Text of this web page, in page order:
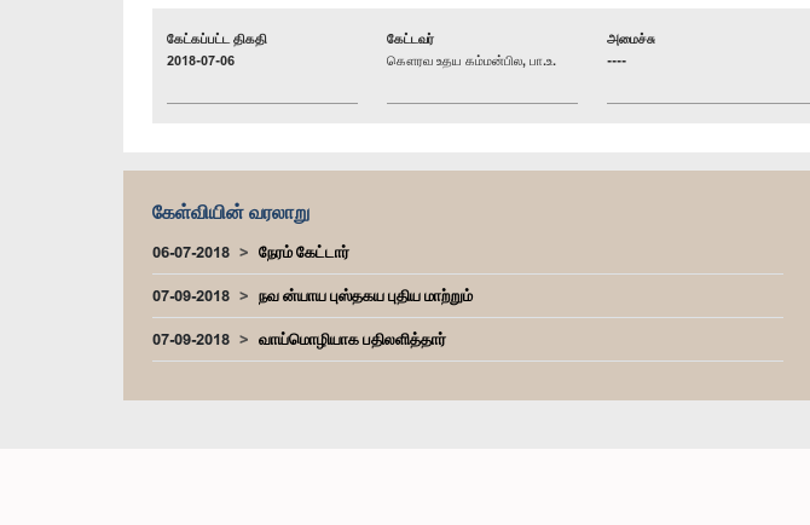
கேட்கப்பட்ட திகதி
2018-07-06
கேட்டவர்
கௌரவ உதய கம்மன்பில, பா.உ.
அமைச்சு
----
கேள்வியின் வரலாறு
06-07-2018
நேரம் கேட்டார்
07-09-2018
நவ ன்யாய புஸ்தகய புதிய மாற்றும்
07-09-2018
வாய்மொழியாக பதிலளித்தார்